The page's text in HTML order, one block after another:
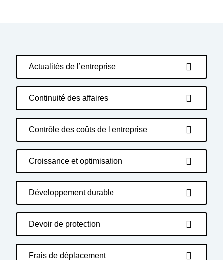
Actualités de l’entreprise
Continuité des affaires
Contrôle des coûts de l’entreprise
Croissance et optimisation
Développement durable
Devoir de protection
Frais de déplacement